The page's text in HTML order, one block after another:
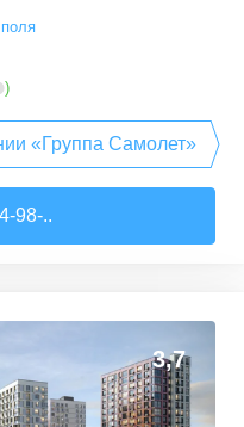
)
«Группа Самолет»
98-..
3,7